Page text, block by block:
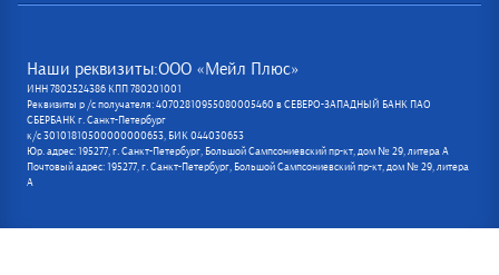
Наши реквизиты:ООО «Мейл Плюс»
ИНН 7802524386 КПП 780201001
Реквизиты р /с получателя: 40702810955080005460 в СЕВЕРО-ЗАПАДНЫЙ БАНК ПАО
СБЕРБАНК г. Санкт-Петербург
к/с 30101810500000000653, БИК 044030653
Юр. адрес: 195277, г. Санкт-Петербург, Большой Сампсониевский пр-кт, дом № 29, литера А
Почтовый адрес: 195277, г. Санкт-Петербург, Большой Сампсониевский пр-кт, дом № 29, литера
А